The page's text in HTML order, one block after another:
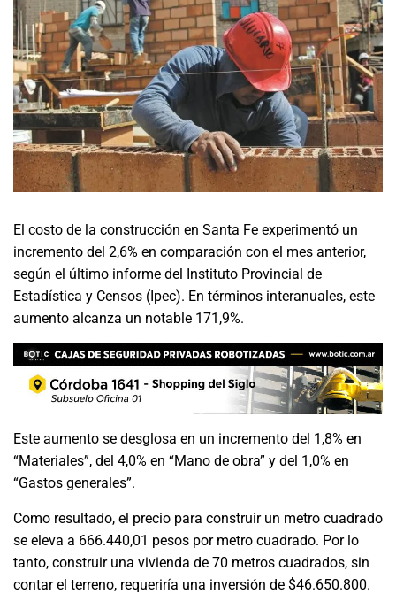
El costo de la construcción en Santa Fe experimentó un
incremento del 2,6% en comparación con el mes anterior,
según el último informe del Instituto Provincial de
Estadística y Censos (Ipec). En términos interanuales, este
aumento alcanza un notable 171,9%.
Este aumento se desglosa en un incremento del 1,8% en
“Materiales”, del 4,0% en “Mano de obra” y del 1,0% en
“Gastos generales”.
Como resultado, el precio para construir un metro cuadrado
se eleva a 666.440,01 pesos por metro cuadrado. Por lo
tanto, construir una vivienda de 70 metros cuadrados, sin
contar el terreno, requeriría una inversión de $46.650.800.